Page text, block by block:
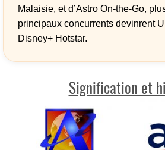
Malaisie, et d’Astro On-the-Go,
principaux concurrents devinrent
Disney+ Hotstar.
Signification et